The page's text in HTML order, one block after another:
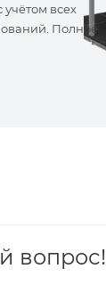
учётом всех
Полное
вопрос!